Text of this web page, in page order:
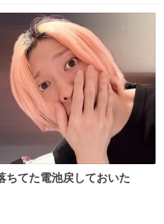
ちてた電池戻しておいた